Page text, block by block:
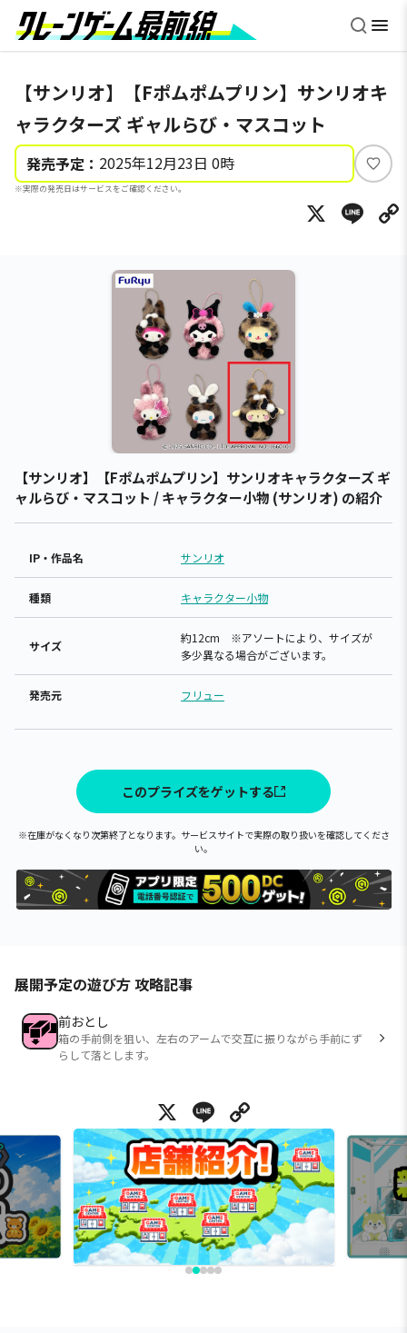
【サンリオ】【Fポムポムプリン】サンリオキ
ャラクターズ ギャルらび・マスコット
発売予定： 2025年12月23日 0時
※実際の発売日はサービスをご確認ください。
い
ね
X
【サンリオ】【Fポムポムプリン】サンリオキャラクターズ ギ
ャルらび・マスコット / キャラクター小物 (サンリオ) の紹介
IP・作品名 サンリオ
種類 キャラクター小物
サイズ
約12cm ※アソートにより、サイズが
多少異なる場合がございます。
発売元 フリュー
このプライズをゲットする
※在庫がなくなり次第終了となります。サービスサイトで実際の取り扱いを確認してくださ
い。
展開予定の遊び方 攻略記事
前おとし
箱の手前側を狙い、左右のアームで交互に振りながら手前にず
らして落とします。
X Line